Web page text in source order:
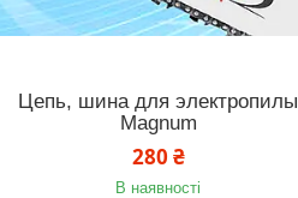
Цепь, шина для электропилы
Magnum
280 ₴
В наявності